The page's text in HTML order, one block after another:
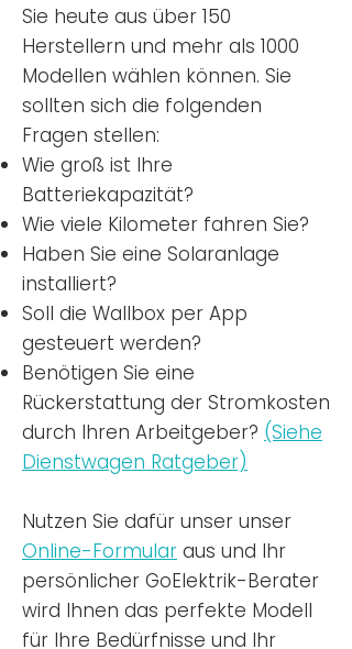
Sie heute aus über 150
Herstellern und mehr als 1000
Modellen wählen können. Sie
sollten sich die folgenden
Fragen stellen:
Wie groß ist Ihre
Batteriekapazität?
Wie viele Kilometer fahren Sie?
Haben Sie eine Solaranlage
installiert?
Soll die Wallbox per App
gesteuert werden?
Benötigen Sie eine
Rückerstattung der Stromkosten
durch Ihren Arbeitgeber? (Siehe
Dienstwagen Ratgeber)
Nutzen Sie dafür unser unser
Online-Formular aus und Ihr
persönlicher GoElektrik-Berater
wird Ihnen das perfekte Modell
für Ihre Bedürfnisse und Ihr